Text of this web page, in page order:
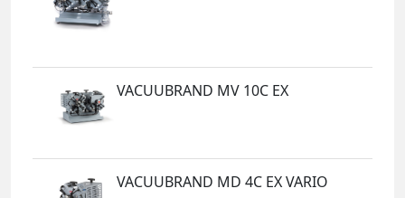
VACUUBRAND MV 10C EX
VACUUBRAND MD 4C EX VARIO